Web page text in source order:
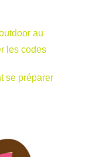
au
les codes
se préparer